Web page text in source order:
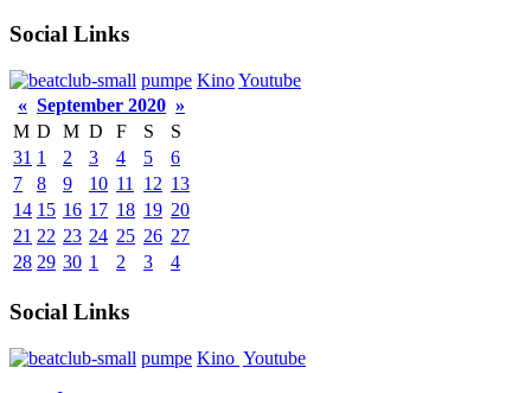
Social Links
pumpe KinoYoutube
« September 2020 »
M D M D F S
S
31 1 2 3 4 5
6
7
8 9 10 11 12 13
14 15 16 17 18 19 20
21 22 23 24 25 26 27
28 29 30 1 2 3 4
Social Links
pumpe Kino Youtube